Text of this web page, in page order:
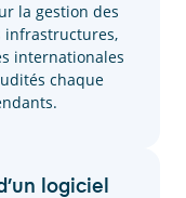
la gestion des
infrastructures,
internationales
chaque
logiciel